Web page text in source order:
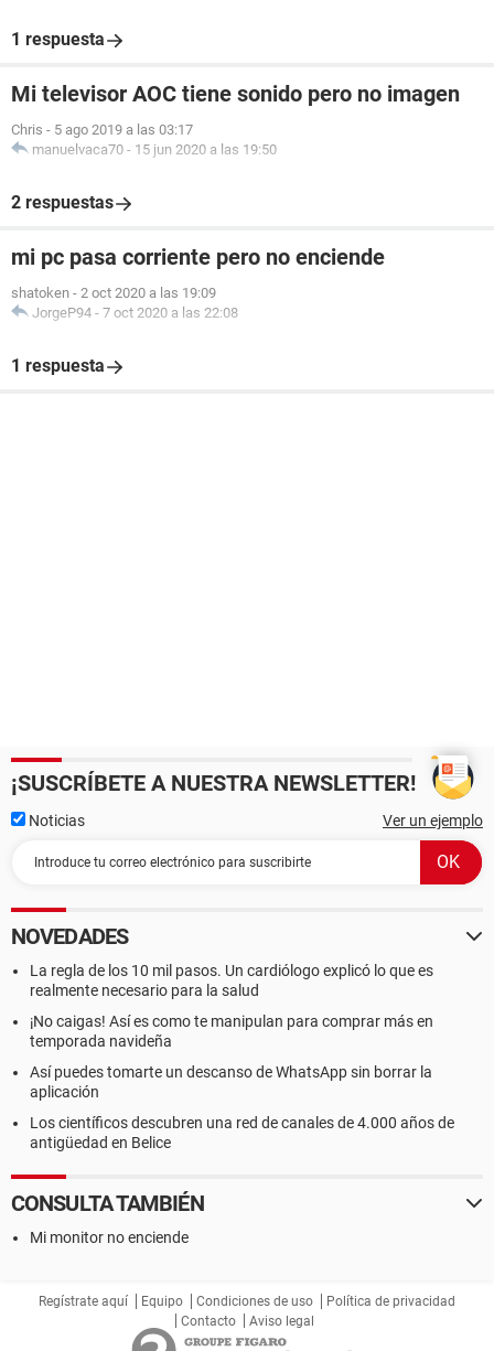
1 respuesta
Mi televisor AOC tiene sonido pero no imagen
Chris - 5 ago 2019 a las 03:17
manuelvaca70 - 15 jun 2020 a las 19:50
2 respuestas
mi pc pasa corriente pero no enciende
shatoken - 2 oct 2020 a las 19:09
JorgeP94 - 7 oct 2020 a las 22:08
1 respuesta
¡SUSCRÍBETE A NUESTRA NEWSLETTER!
Noticias Ver un ejemplo
NOVEDADES
La regla de los 10 mil pasos. Un cardiólogo explicó lo que es
realmente necesario para la salud
¡No caigas! Así es como te manipulan para comprar más en
temporada navideña
Así puedes tomarte un descanso de WhatsApp sin borrar la
aplicación
Los científicos descubren una red de canales de 4.000 años de
antigüedad en Belice
CONSULTA TAMBIÉN
Mi monitor no enciende
Regístrate aquí Equipo Condiciones de uso
Política de privacidad
Contacto
Aviso legal